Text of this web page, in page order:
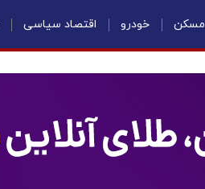
مسکن خودرو اقتصاد سیاسی